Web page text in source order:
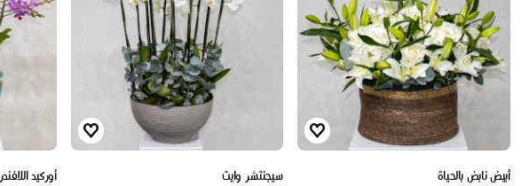
أبيض نابض بالحياة سيجنتشر وايت أوركيد اللافندر